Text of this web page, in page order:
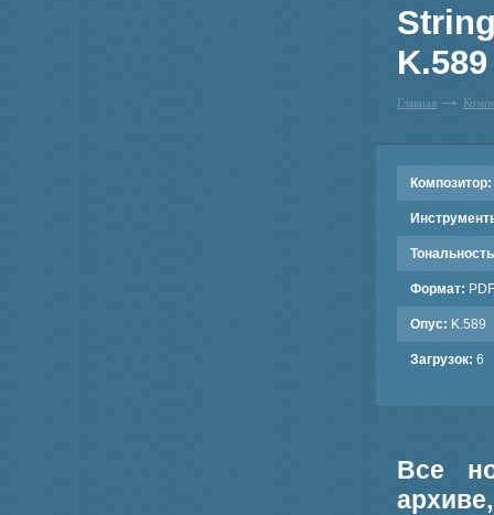
Главная
Композитор:
Формат: PDF
Опус: K.589
Загрузок: 6
Все